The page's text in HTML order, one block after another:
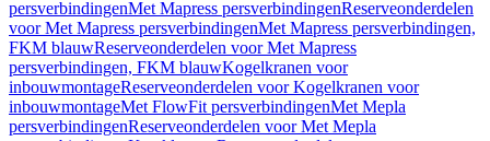
persverbindingenMet Mapress persverbindingenReserveonderdelen
voor Met Mapress persverbindingenMet Mapress persverbindingen,
FKM blauwReserveonderdelen voor Met Mapress
persverbindingen, FKM blauwKogelkranen voor
inbouwmontageReserveonderdelen voor Kogelkranen voor
inbouwmontageMet FlowFit persverbindingenMet Mepla
persverbindingenReserveonderdelen voor Met Mepla